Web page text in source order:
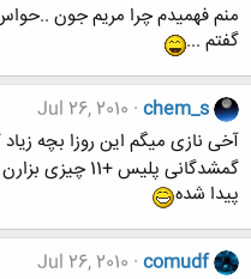
منم فهمیدم چرا مریم جون
گفتم ...
chem_s
Jul 26, 2010
آخی نازی میگم این روزا بچه
گمشدگانی
پیدا شده
comudf
Jul 26, 2010